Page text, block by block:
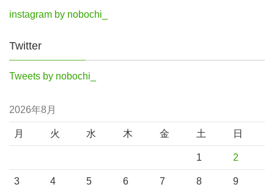
instagram by nobochi_
Twitter
Tweets by nobochi_
2026年8月
月 火 水 木 金 土 日
1 2
3 4 5 6 7 8 9